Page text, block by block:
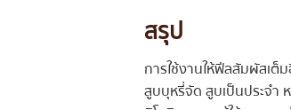
สรุป
การใช้งานให้ฟีลสัมผัสเต็
สูบบุหรี่จัด สูบเป็นประจำ